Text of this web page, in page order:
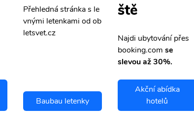
Přehledná stránka s le
vnými letenkami od ob
letsvet.cz
Baubau letenky
ště
Najdi ubytování přes
booking.com se
slevou až 30%.
Akční abídka
hotelů